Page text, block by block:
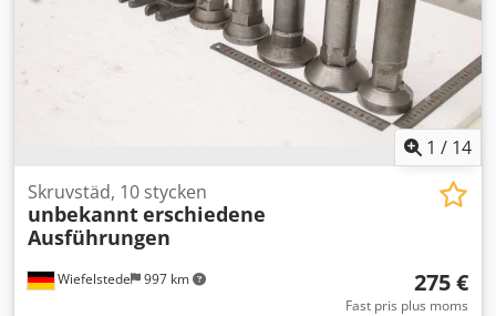
1 / 14
Wiefelstede 997 km
Skruvstäd, 10 stycken
unbekannterschiedene
Ausführungen
275 €
Fast pris plus moms